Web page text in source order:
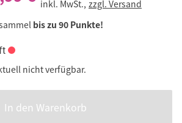
inkl. MwSt., zzgl. Versand
bis zu 90 Punkte!
nicht verfügbar.
In den Warenkorb